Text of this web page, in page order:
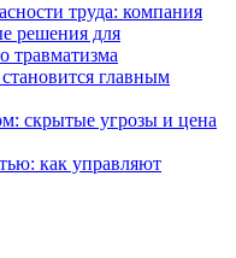
труда: компания
решения для
травматизма
главным
скрытые угрозы и цена
как управляют